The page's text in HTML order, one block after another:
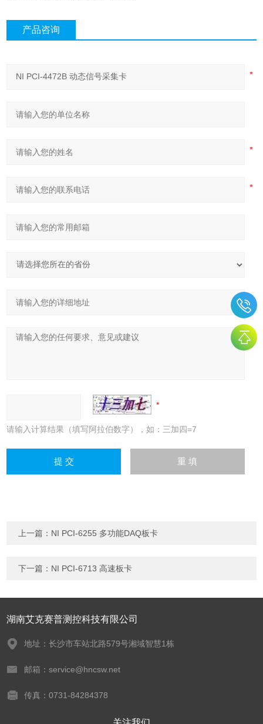
产品咨询
请输入计算结果（填写阿拉伯数字），如：三加四=7
上一篇： NI PCI-6255 多功能DAQ板卡
下一篇： NI PCI-6713 高速板卡
湖南艾克赛普测控科技有限公司
地址：长沙市车站北路579号湘域智慧1栋
邮箱：service@hncsw.net
传真：0731-84284378